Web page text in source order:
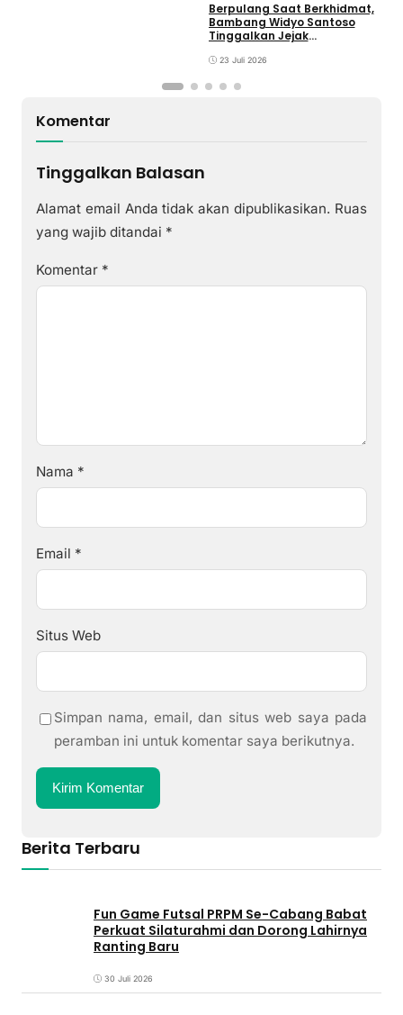
Berpulang Saat Berkhidmat,
Bambang Widyo Santoso
Tinggalkan Jejak
Muhammadiyah Babat
23 Juli 2026
Komentar
Tinggalkan Balasan
Alamat email Anda tidak akan dipublikasikan. Ruas
yang wajib ditandai *
Komentar *
Nama *
Email *
Situs Web
Simpan nama, email, dan situs web saya pada
peramban ini untuk komentar saya berikutnya.
Berita Terbaru
Fun Game Futsal PRPM Se-Cabang Babat
Perkuat Silaturahmi dan Dorong Lahirnya
Ranting Baru
30 Juli 2026